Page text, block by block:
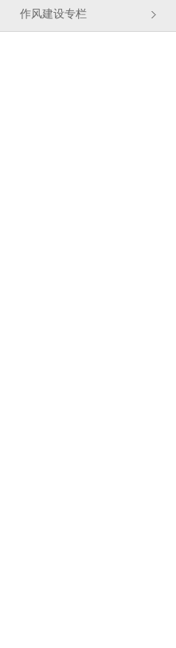
作风建设专栏